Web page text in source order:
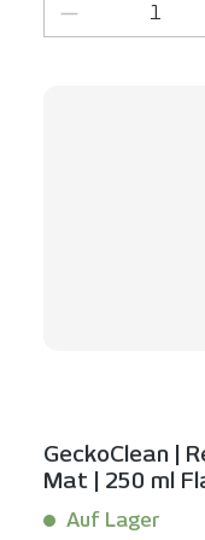
Produkt
GeckoClean |
Mat | 250 ml
Auf Lager